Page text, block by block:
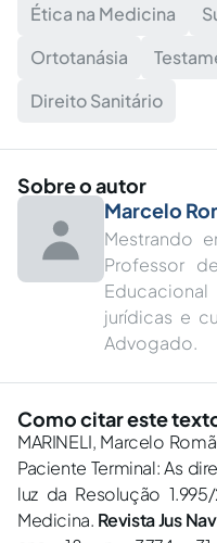
Ética na Medicina
Ortotanásia
Direito Sanitário
Sobre o autor
Marcelo
Mestrando
Professor
jurídicas e
Advogado.
Como citar este
MARINELI, Marcelo
Paciente Terminal: As
luz da Resolução
Medicina. Revista Jus